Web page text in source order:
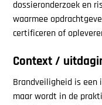
dossieronderzoek en
waarmee
certificeren of
Context /
Brandveiligheid is een
maar wordt in de